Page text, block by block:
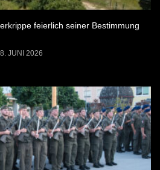
feierlich seiner Bestimmung
JUNI 2026